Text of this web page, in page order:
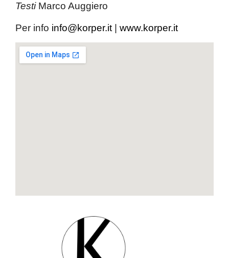
Testi Marco Auggiero
Per info info@korper.it | www.korper.it